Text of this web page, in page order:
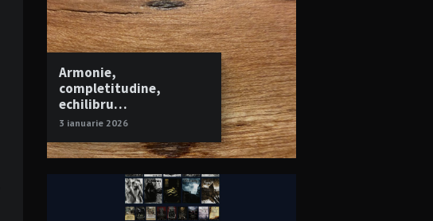
Armonie,
completitudine,
echilibru…
3 ianuarie 2026